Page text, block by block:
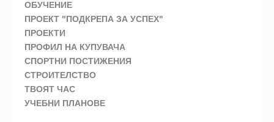
ОБУЧЕНИЕ
ПРОЕКТ "ПОДКРЕПА ЗА УСПЕХ"
ПРОЕКТИ
ПРОФИЛ НА КУПУВАЧА
СПОРТНИ ПОСТИЖЕНИЯ
СТРОИТЕЛСТВО
ТВОЯТ ЧАС
УЧЕБНИ ПЛАНОВЕ